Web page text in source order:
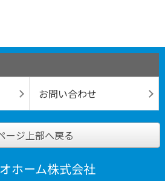
お問い合わせ
ージ上部へ戻る
ホーム株式会社